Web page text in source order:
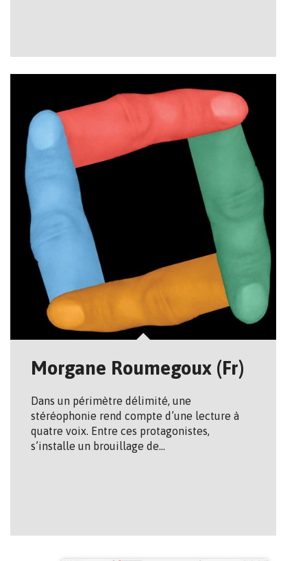
Morgane Roumegoux (Fr)
Dans un périmètre délimité, une
stéréophonie rend compte d’une lecture à
quatre voix. Entre ces protagonistes,
s’installe un brouillage de…